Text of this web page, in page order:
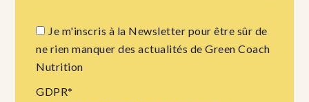
Je m'inscris à la Newsletter pour être sûr de
ne rien manquer des actualités de Green Coach
Nutrition
GDPR*